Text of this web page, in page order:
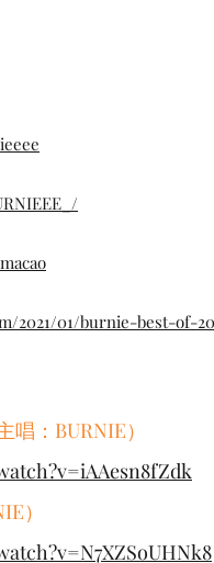
2021/01/burnie-best-of-
唱：BURNIE）
）